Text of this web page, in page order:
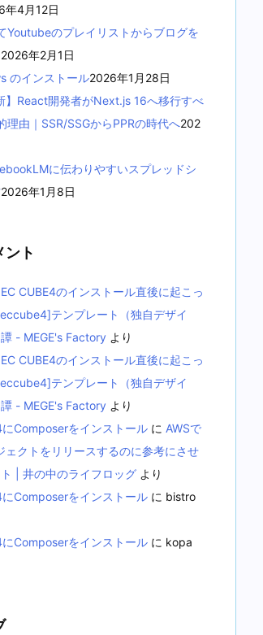
年4月12日
Youtubeのプレイリストからブログを
2026年2月1日
のインストール2026年1月28日
】React開発者がNext.js 16へ移行すべ
理由｜SSR/SSGからPPRの時代へ202
に伝わりやすいスプレッドシ
2026年1月8日
ント
EC CUBE4のインストール直後に起こっ
テンプレート（独自デザイ
- MEGE's Factory より
EC CUBE4のインストール直後に起こっ
テンプレート（独自デザイ
- MEGE's Factory より
Composerをインストール に AWSで
ェクトをリリースするのに参考にさせ
| 井の中のライフロッグ より
Composerをインストール に bistro
Composerをインストール に kopa